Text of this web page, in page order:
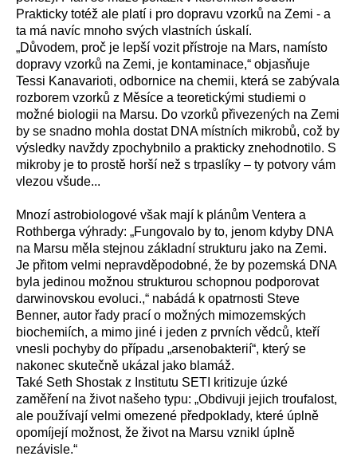
Prakticky totéž ale platí i pro dopravu vzorků na Zemi - a
ta má navíc mnoho svých vlastních úskalí.
„Důvodem, proč je lepší vozit přístroje na Mars, namísto
dopravy vzorků na Zemi, je kontaminace,“ objasňuje
Tessi Kanavarioti, odbornice na chemii, která se zabývala
rozborem vzorků z Měsíce a teoretickými studiemi o
možné biologii na Marsu. Do vzorků přivezených na Zemi
by se snadno mohla dostat DNA místních mikrobů, což by
výsledky navždy zpochybnilo a prakticky znehodnotilo. S
mikroby je to prostě horší než s trpaslíky – ty potvory vám
vlezou všude...
Mnozí astrobiologové však mají k plánům Ventera a
Rothberga výhrady: „Fungovalo by to, jenom kdyby DNA
na Marsu měla stejnou základní strukturu jako na Zemi.
Je přitom velmi nepravděpodobné, že by pozemská DNA
byla jedinou možnou strukturou schopnou podporovat
darwinovskou evoluci.,“ nabádá k opatrnosti Steve
Benner, autor řady prací o možných mimozemských
biochemiích, a mimo jiné i jeden z prvních vědců, kteří
vnesli pochyby do případu „arsenobakterií“, který se
nakonec skutečně ukázal jako blamáž.
Také Seth Shostak z Institutu SETI kritizuje úzké
zaměření na život našeho typu: „Obdivuji jejich troufalost,
ale používají velmi omezené předpoklady, které úplně
opomíjejí možnost, že život na Marsu vznikl úplně
nezávisle.“